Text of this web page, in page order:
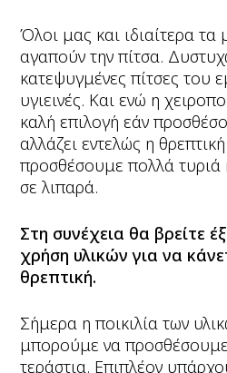
Όλοι μας και ιδιαίτερα τα
αγαπούν την πίτσα.
κατεψυγμένες πίτσες του
υγιεινές. Και ενώ η
καλή επιλογή εάν
αλλάζει εντελώς η
προσθέσουμε πολλά τυριά
σε λιπαρά.
Στη συνέχεια θα βρείτε
χρήση υλικών για να
θρεπτική.
Σήμερα η ποικιλία των
μπορούμε να προσθέσουμε
τεράστια. Επιπλέον